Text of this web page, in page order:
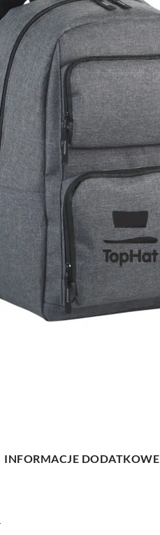
INFORMACJE DODATKOWE